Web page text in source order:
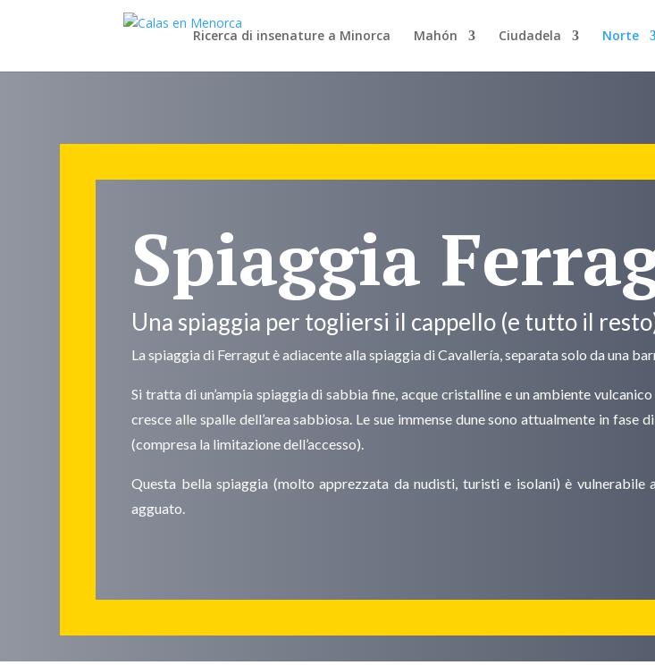
Ricerca di insenature a Minorca Mahón Ciudadela Norte
Spiaggia
Una spiaggia per togliersi il cappello (e tutto il
La spiaggia di Ferragut è adiacente alla spiaggia di Cavallería, separata solo da una
Si tratta di un’ampia spiaggia di sabbia fine, acque cristalline e un ambiente
cresce alle spalle dell’area sabbiosa. Le sue immense dune sono attualmente in
(compresa la limitazione dell’accesso).
Questa bella spiaggia (molto apprezzata da nudisti, turisti e isolani) è
agguato.